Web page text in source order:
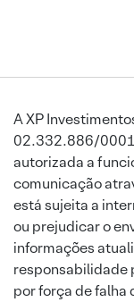
A XP
02.332.886/
autorizada a
comunicação
está sujeita a
ou prejudicar o
informações
responsabilidade
por força de falha